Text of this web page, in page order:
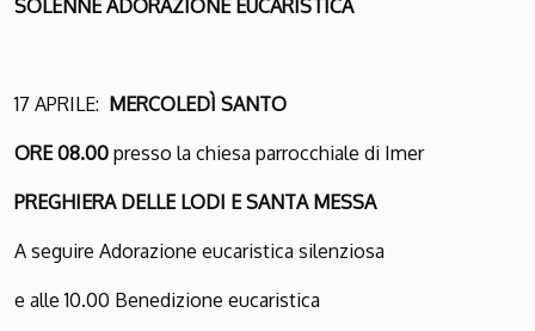
SOLENNE ADORAZIONE EUCARISTICA
17 APRILE: MERCOLEDÌ SANTO
ORE 08.00 presso la chiesa parrocchiale di Imer
PREGHIERA DELLE LODI E SANTA MESSA
A seguire Adorazione eucaristica silenziosa
e alle 10.00 Benedizione eucaristica